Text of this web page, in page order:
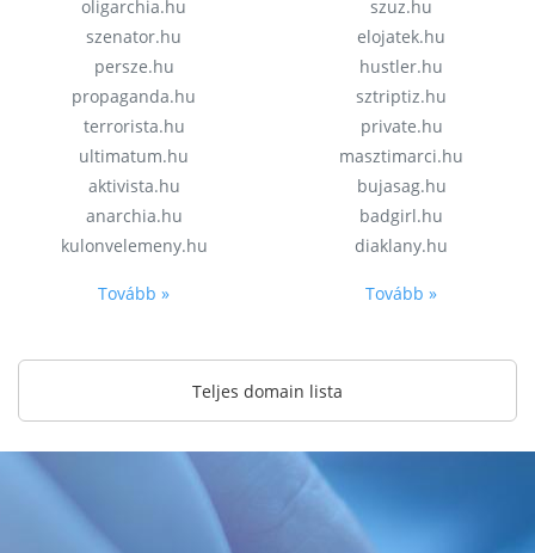
oligarchia.hu
szenator.hu
persze.hu
propaganda.hu
terrorista.hu
ultimatum.hu
aktivista.hu
anarchia.hu
kulonvelemeny.hu
Tovább »
szuz.hu
elojatek.hu
hustler.hu
sztriptiz.hu
private.hu
masztimarci.hu
bujasag.hu
badgirl.hu
diaklany.hu
Tovább »
Teljes domain lista